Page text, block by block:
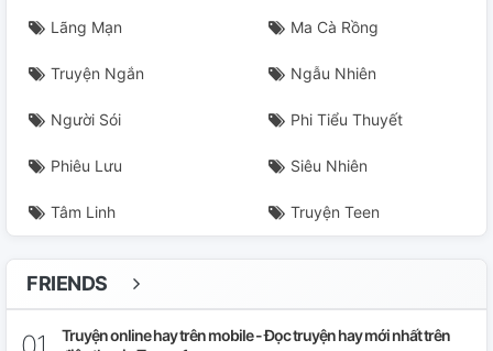
Lãng Mạn Ma Cà Rồng
Truyện Ngắn Ngẫu Nhiên
Người Sói Phi Tiểu Thuyết
Phiêu Lưu Siêu Nhiên
Tâm Linh Truyện Teen
FRIENDS
Truyện online hay trên mobile - Đọc truyện hay mới nhất trên